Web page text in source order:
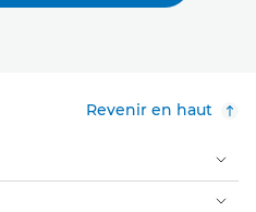
Revenir en haut